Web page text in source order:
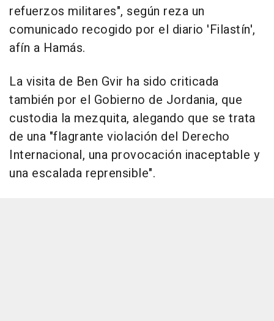
refuerzos militares", según reza un
comunicado recogido por el diario 'Filastín',
afín a Hamás.
La visita de Ben Gvir ha sido criticada
también por el Gobierno de Jordania, que
custodia la mezquita, alegando que se trata
de una "flagrante violación del Derecho
Internacional, una provocación inaceptable y
una escalada reprensible".